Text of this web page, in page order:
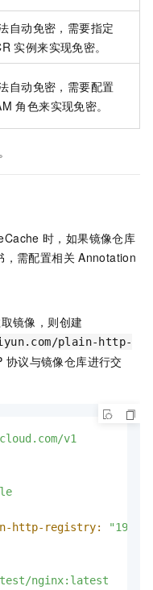
自动免密，需要指定
实例来实现免密。
自动免密，需要配置
角色来实现免密。
。
时，如果镜像仓库
，需配置相关 Annotation
镜像，则创建
plain-http-
协议与镜像仓库进行交
v1
http-registry:
test/nginx:latest